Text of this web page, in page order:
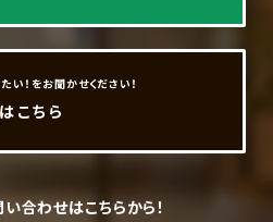
い！をお聞かせください！
はこちら
合わせはこちらから！